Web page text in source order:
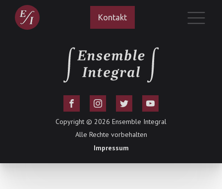
Kontakt
Copyright © 2026 Ensemble Integral
Alle Rechte vorbehalten
Impressum